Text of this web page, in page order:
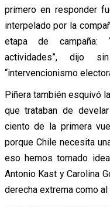
primero en responder
interpelado por la
etapa de campaña:
actividades”, dijo
“intervencionismo
Piñera también esquivó
que trataban de
ciento de la primera
porque Chile necesita
eso hemos tomado
Antonio Kast y Carolina
derecha extrema como